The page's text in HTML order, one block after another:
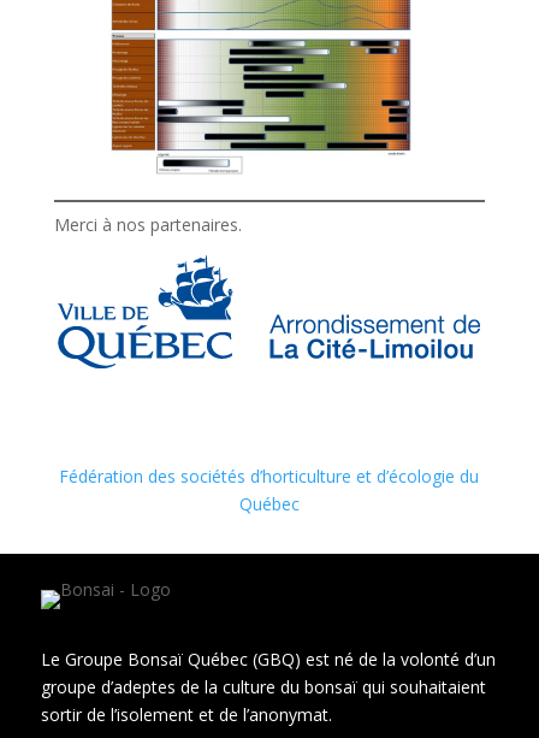
Merci à nos partenaires.
Fédération des sociétés d’horticulture et d’écologie du
Québec
Le Groupe Bonsaï Québec (GBQ) est né de la volonté d’un
groupe d’adeptes de la culture du bonsaï qui souhaitaient
sortir de l’isolement et de l’anonymat.